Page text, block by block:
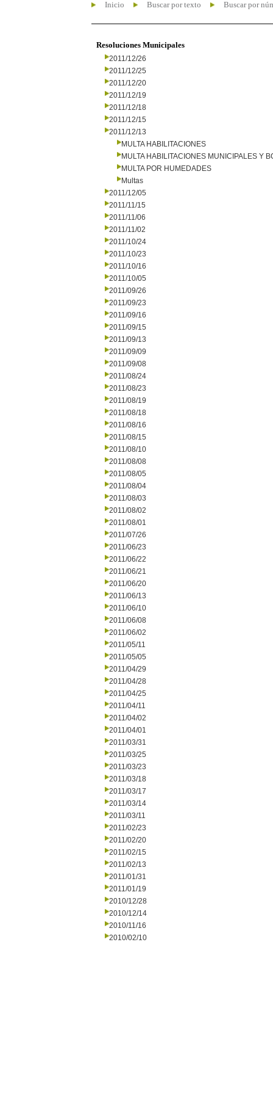
Inicio Buscar por texto Buscar por
Resoluciones Municipales
2011/12/26
2011/12/25
2011/12/20
2011/12/19
2011/12/18
2011/12/15
2011/12/13
MULTA HABILITACIONES
MULTA HABILITACIONES MUNICIPALES Y
MULTA POR HUMEDADES
Multas
2011/12/05
2011/11/15
2011/11/06
2011/11/02
2011/10/24
2011/10/23
2011/10/16
2011/10/05
2011/09/26
2011/09/23
2011/09/16
2011/09/15
2011/09/13
2011/09/09
2011/09/08
2011/08/24
2011/08/23
2011/08/19
2011/08/18
2011/08/16
2011/08/15
2011/08/10
2011/08/08
2011/08/05
2011/08/04
2011/08/03
2011/08/02
2011/08/01
2011/07/26
2011/06/23
2011/06/22
2011/06/21
2011/06/20
2011/06/13
2011/06/10
2011/06/08
2011/06/02
2011/05/11
2011/05/05
2011/04/29
2011/04/28
2011/04/25
2011/04/11
2011/04/02
2011/04/01
2011/03/31
2011/03/25
2011/03/23
2011/03/18
2011/03/17
2011/03/14
2011/03/11
2011/02/23
2011/02/20
2011/02/15
2011/02/13
2011/01/31
2011/01/19
2010/12/28
2010/12/14
2010/11/16
2010/02/10